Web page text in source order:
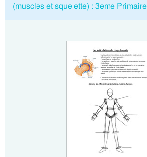
(muscles et squelette) : 3eme Primaire